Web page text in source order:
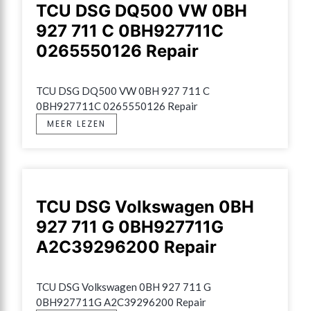
TCU DSG DQ500 VW 0BH
927 711 C 0BH927711C
0265550126 Repair
TCU DSG DQ500 VW 0BH 927 711 C
0BH927711C 0265550126 Repair
MEER LEZEN
TCU DSG Volkswagen 0BH
927 711 G 0BH927711G
A2C39296200 Repair
TCU DSG Volkswagen 0BH 927 711 G
0BH927711G A2C39296200 Repair